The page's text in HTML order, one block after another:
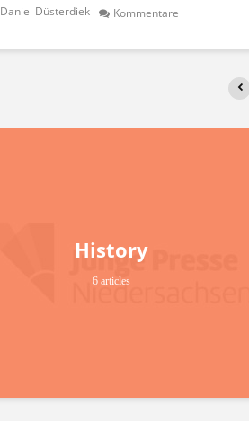
Daniel Düsterdiek Kommentare
History
6 articles